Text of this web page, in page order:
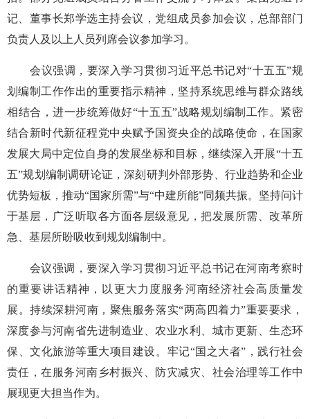
记、董事长郑学选主持会议，党组成员参加会议，总部部门
负责人及以上人员列席会议参加学习。
会议强调，要深入学习贯彻习近平总书记对“十五五”规
划编制工作作出的重要指示精神，坚持系统思维与群众路线
相结合，进一步统筹做好“十五五”战略规划编制工作。紧密
结合新时代新征程党中央赋予国资央企的战略使命，在国家
发展大局中定位自身的发展坐标和目标，继续深入开展“十五
五”规划编制调研论证，深刻研判外部形势、行业趋势和企业
优势短板，推动“国家所需”与“中建所能”同频共振。坚持问计
于基层，广泛听取各方面各层级意见，把发展所需、改革所
急、基层所盼吸收到规划编制中。
会议强调，要深入学习贯彻习近平总书记在河南考察时
的重要讲话精神，以更大力度服务河南经济社会高质量发
展。持续深耕河南，聚焦服务落实“两高四着力”重要要求，
深度参与河南省先进制造业、农业水利、城市更新、生态环
保、文化旅游等重大项目建设。牢记“国之大者”，践行社会
责任，在服务河南乡村振兴、防灾减灾、社会治理等工作中
展现更大担当作为。